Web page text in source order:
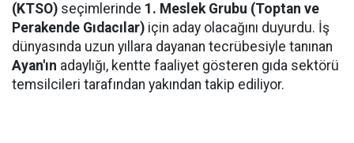
(KTSO) seçimlerinde 1. Meslek Grubu (Toptan ve
Perakende Gıdacılar) için aday olacağını duyurdu. İş
dünyasında uzun yıllara dayanan tecrübesiyle tanınan
Ayan'ın adaylığı, kentte faaliyet gösteren gıda sektörü
temsilcileri tarafından yakından takip ediliyor.